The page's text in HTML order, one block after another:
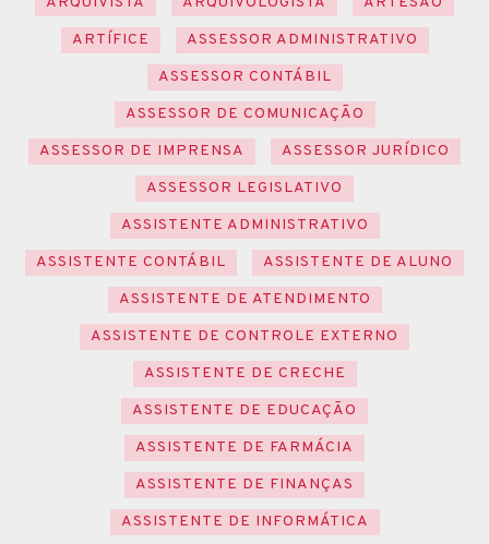
ARTÍFICE
ASSESSOR ADMINISTRATIVO
ASSESSOR CONTÁBIL
ASSESSOR DE COMUNICAÇÃO
ASSESSOR DE IMPRENSA
ASSESSOR JURÍDICO
ASSESSOR LEGISLATIVO
ASSISTENTE ADMINISTRATIVO
ASSISTENTE CONTÁBIL
ASSISTENTE DE ALUNO
ASSISTENTE DE ATENDIMENTO
ASSISTENTE DE CONTROLE EXTERNO
ASSISTENTE DE CRECHE
ASSISTENTE DE EDUCAÇÃO
ASSISTENTE DE FARMÁCIA
ASSISTENTE DE FINANÇAS
ASSISTENTE DE INFORMÁTICA